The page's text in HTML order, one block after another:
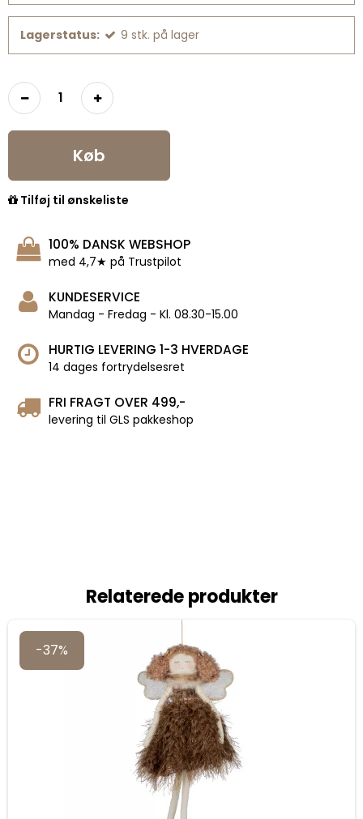
Lagerstatus: 9 stk. på lager
Køb
Tilføj til ønskeliste
FRI FRAGT OVER 499,-
levering til GLS pakkeshop
HURTIG LEVERING 1-3 HVERDAGE
14 dages fortrydelsesret
KUNDESERVICE
Mandag - Fredag - Kl. 08.30-15.00
100% DANSK WEBSHOP
med 4,7★ på Trustpilot
Relaterede produkter
-37%